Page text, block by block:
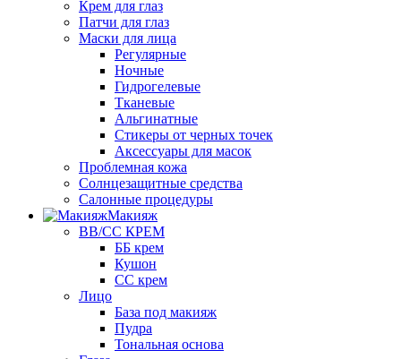
Крем для глаз
Патчи для глаз
Маски для лица
Регулярные
Ночные
Гидрогелевые
Тканевые
Альгинатные
Стикеры от черных точек
Аксессуары для масок
Проблемная кожа
Солнцезащитные средства
Салонные процедуры
Макияж
BB/CC КРЕМ
ББ крем
Кушон
СС крем
Лицо
База под макияж
Пудра
Тональная основа